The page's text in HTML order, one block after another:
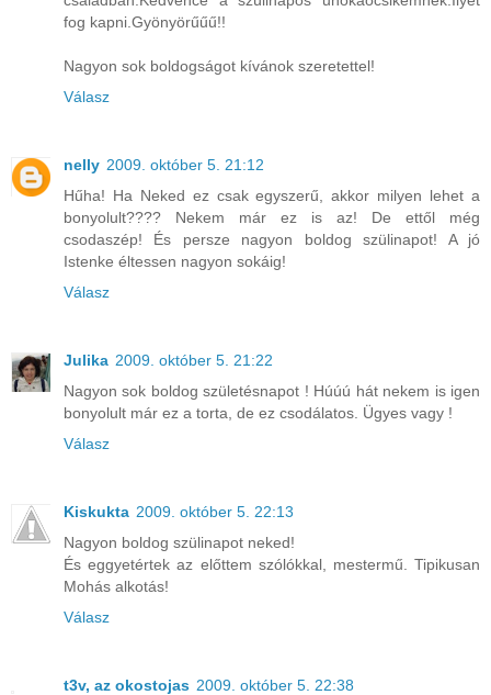
fog kapni.Gyönyörűűű!!
Nagyon sok boldogságot kívánok szeretettel!
Válasz
nelly 2009. október 5. 21:12
Hűha! Ha Neked ez csak egyszerű, akkor milyen lehet a
bonyolult???? Nekem már ez is az! De ettől még
csodaszép! És persze nagyon boldog szülinapot! A jó
Istenke éltessen nagyon sokáig!
Válasz
Julika 2009. október 5. 21:22
Nagyon sok boldog születésnapot ! Húúú hát nekem is igen
bonyolult már ez a torta, de ez csodálatos. Ügyes vagy !
Válasz
Kiskukta 2009. október 5. 22:13
Nagyon boldog szülinapot neked!
És eggyetértek az előttem szólókkal, mestermű. Tipikusan
Mohás alkotás!
Válasz
t3v, az okostojas 2009. október 5. 22:38